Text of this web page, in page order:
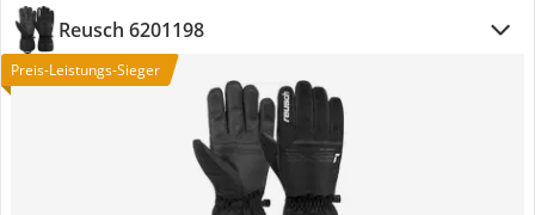
Reusch 6201198
Preis-Leistungs-Sieger